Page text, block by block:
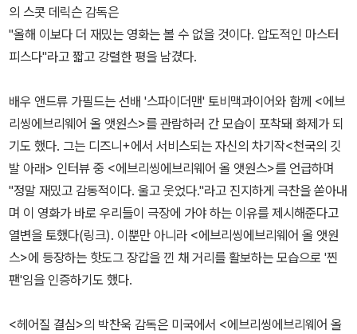
의 스콧 데릭슨 감독은
"올해 이보다 더 재밌는 영화는 볼 수 없을 것이다. 압도적인 마스터
피스다"라고 짧고 강렬한 평을 남겼다.
배우 앤드류 가필드는 선배 '스파이더맨' 토비맥과이어와 함께 <에브
리씽에브리웨어 올 앳원스>를 관람하러 간 모습이 포착돼 화제가 되
기도 했다. 그는 디즈니+에서 서비스되는 자신의 차기작<천국의 깃
발 아래> 인터뷰 중 <에브리씽에브리웨어 올 앳원스>를 언급하며
"정말 재밌고 감동적이다. 울고 웃었다."라고 진지하게 극찬을 쏟아내
며 이 영화가 바로 우리들이 극장에 가야 하는 이유를 제시해준다고
열변을 토했다(링크). 이뿐만 아니라 <에브리씽에브리웨어 올 앳원
스>에 등장하는 핫도그 장갑을 낀 채 거리를 활보하는 모습으로 '찐
팬'임을 인증하기도 했다.
<헤어질 결심>의 박찬욱 감독은 미국에서 <에브리씽에브리웨어 올